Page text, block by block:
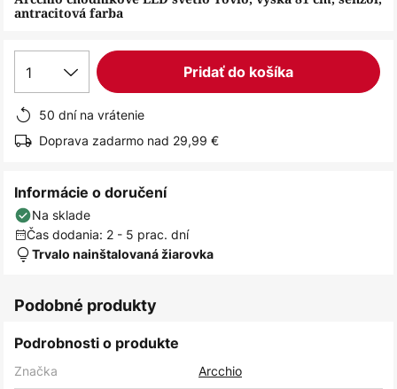
antracitová farba
1 Pridať do košíka
50 dní na vrátenie
Doprava zadarmo nad 29,99 €
Informácie o doručení
Na sklade
Čas dodania: 2 - 5 prac. dní
Trvalo nainštalovaná žiarovka
Podobné produkty
Podrobnosti o produkte
Značka
Arcchio